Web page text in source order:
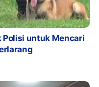
Polisi untuk Mencari